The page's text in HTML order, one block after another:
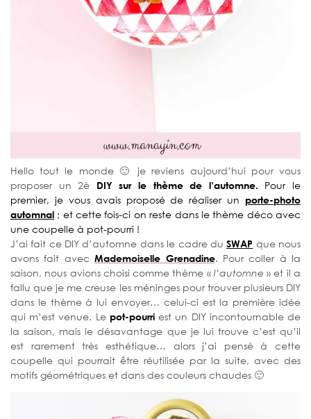
Hello tout le monde 🙂 je reviens aujourd’hui pour vous
proposer un 2è DIY sur le thème de l’automne. Pour le
premier, je vous avais proposé de réaliser un porte-photo
automnal ; et cette fois-ci on reste dans le thème déco avec
une coupelle à pot-pourri !
J’ai fait ce DIY d’automne dans le cadre duSWAP que nous
avons fait avecMademoiselle Grenadine. Pour coller à la
saison, nous avions choisi comme thème « l’automne » et il a
fallu que je me creuse les méninges pour trouver plusieurs DIY
dans le thème à lui envoyer… celui-ci est la première idée
qui m’est venue. Le pot-pourriest un DIY incontournable de
la saison, mais le désavantage que je lui trouve c’est qu’il
est rarement très esthétique… alors j’ai pensé à cette
coupelle qui pourrait être réutilisée par la suite, avec des
motifs géométriques et dans des couleurs chaudes 🙂